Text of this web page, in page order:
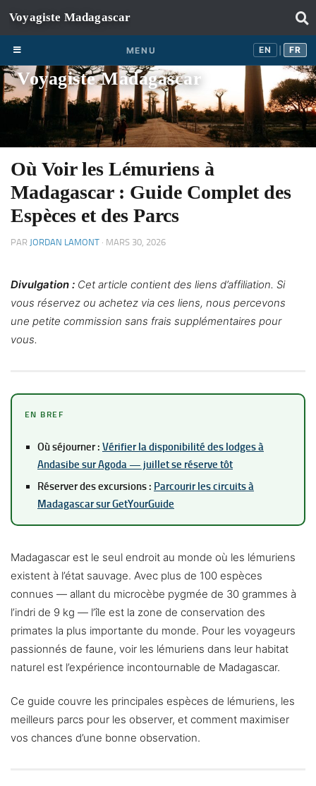
Skip to content
MENU EN FR
Voyagiste Madagascar
Où Voir les Lémuriens à
Madagascar : Guide Complet des
Espèces et des Parcs
PAR JORDAN LAMONT · MARS 30, 2026
Divulgation : Cet article contient des liens d’affiliation. Si
vous réservez ou achetez via ces liens, nous percevons
une petite commission sans frais supplémentaires pour
vous.
EN BREF
Où séjourner : Vérifier la disponibilité des lodges à
Andasibe sur Agoda — juillet se réserve tôt
Réserver des excursions : Parcourir les circuits à
Madagascar sur GetYourGuide
Madagascar est le seul endroit au monde où les lémuriens
existent à l’état sauvage. Avec plus de 100 espèces
connues — allant du microcèbe pygmée de 30 grammes à
l’indri de 9 kg — l’île est la zone de conservation des
primates la plus importante du monde. Pour les voyageurs
passionnés de faune, voir les lémuriens dans leur habitat
naturel est l’expérience incontournable de Madagascar.
Ce guide couvre les principales espèces de lémuriens, les
meilleurs parcs pour les observer, et comment maximiser
vos chances d’une bonne observation.